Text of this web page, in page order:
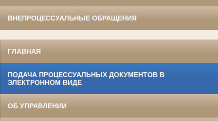
ВНЕПРОЦЕССУАЛЬНЫЕ ОБРАЩЕНИЯ
ГЛАВНАЯ
ПОДАЧА ПРОЦЕССУАЛЬНЫХ ДОКУМЕНТОВ В
ЭЛЕКТРОННОМ ВИДЕ
ОБ УПРАВЛЕНИИ